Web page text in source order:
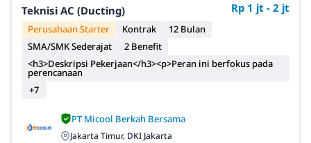
Teknisi AC (Ducting) Rp 1 jt - 2 jt
Perusahaan Starter Kontrak
12 Bulan
SMA/SMK Sederajat
2 Benefit
<h3>Deskripsi Pekerjaan</h3><p>Peran ini berfokus pada
perencanaan
+7
PT Micool Berkah Bersama
Jakarta Timur, DKI Jakarta